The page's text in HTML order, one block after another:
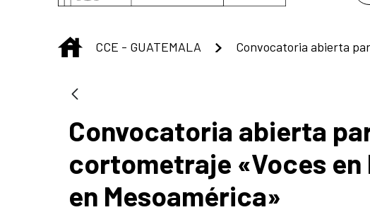
INICIO
CCE - GUATEMALA
Convocatoria abierta
cortometraje «Voces
en Mesoamérica»